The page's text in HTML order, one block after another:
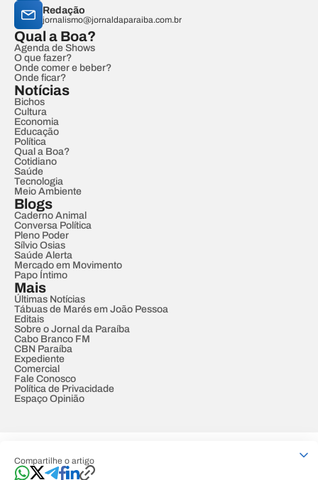
Compartilhe o artigo
Redação
jornalismo@jornaldaparaiba.com.br
Qual a Boa?
Agenda de Shows
O que fazer?
Onde comer e beber?
Onde ficar?
Notícias
Bichos
Cultura
Economia
Educação
Política
Qual a Boa?
Cotidiano
Saúde
Tecnologia
Meio Ambiente
Blogs
Caderno Animal
Conversa Política
Pleno Poder
Sílvio Osias
Saúde Alerta
Mercado em Movimento
Papo Íntimo
Mais
Últimas Notícias
Tábuas de Marés em João Pessoa
Editais
Sobre o Jornal da Paraíba
Cabo Branco FM
CBN Paraíba
Expediente
Comercial
Fale Conosco
Política de Privacidade
Espaço Opinião
Developed by Designed by